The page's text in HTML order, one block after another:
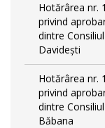
Hotărârea nr.
privind
dintre
Davidești
Hotărârea nr.
privind
dintre
Băbana